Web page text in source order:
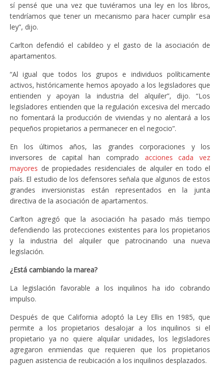
sí pensé que una vez que tuviéramos una ley en los libros,
tendríamos que tener un mecanismo para hacer cumplir esa
ley”, dijo.
Carlton defendió el cabildeo y el gasto de la asociación de
apartamentos.
“Al igual que todos los grupos e individuos políticamente
activos, históricamente hemos apoyado a los legisladores que
entienden y apoyan la industria del alquiler”, dijo. “Los
legisladores entienden que la regulación excesiva del mercado
no fomentará la producción de viviendas y no alentará a los
pequeños propietarios a permanecer en el negocio”.
En los últimos años, las grandes corporaciones y los
inversores de capital han comprado acciones cada vez
mayores de propiedades residenciales de alquiler en todo el
país. El estudio de los defensores señala que algunos de estos
grandes inversionistas están representados en la junta
directiva de la asociación de apartamentos.
Carlton agregó que la asociación ha pasado más tiempo
defendiendo las protecciones existentes para los propietarios
y la industria del alquiler que patrocinando una nueva
legislación.
¿Está cambiando la marea?
La legislación favorable a los inquilinos ha ido cobrando
impulso.
Después de que California adoptó la Ley Ellis en 1985, que
permite a los propietarios desalojar a los inquilinos si el
propietario ya no quiere alquilar unidades, los legisladores
agregaron enmiendas que requieren que los propietarios
paguen asistencia de reubicación a los inquilinos desplazados.